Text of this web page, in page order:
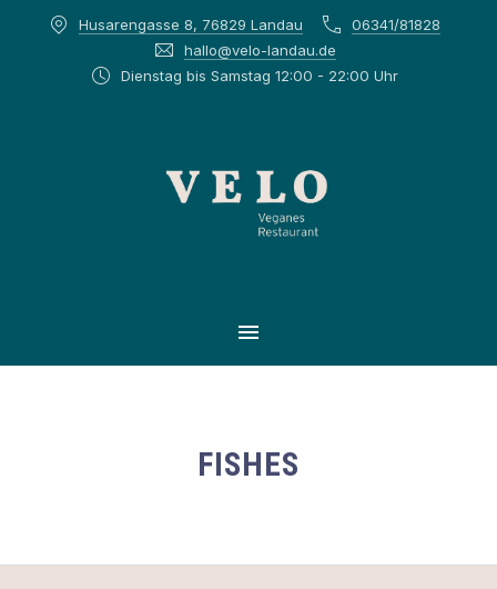
Husarengasse 8, 76829 Landau
06341/81828
hallo@velo-landau.de
Dienstag bis Samstag 12:00 - 22:00 Uhr
MAIN NAVIGATION
FISHES